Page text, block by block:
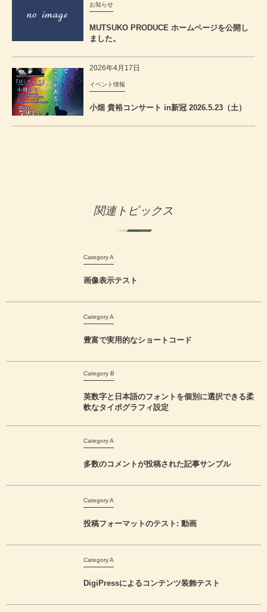
お知らせ
MUTSUKO PRODUCE ホームページを公開し
ました。
2026年4月17日
イベント情報
小畑 貴裕コンサート in新冠 2026.5.23（土）
関連トピックス
Category A
画像表示テスト
Category A
豊富で実用的なショートコード
Category B
英数字と日本語のフォントを個別に選択できる柔
軟なタイポグラフィ設定
Category A
多数のコメントが投稿された記事サンプル
Category A
投稿フォーマットのテスト: 動画
Category A
DigiPressによるコンテンツ装飾テスト